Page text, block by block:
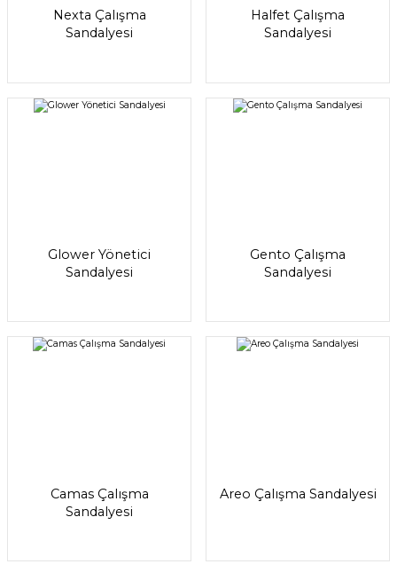
Nexta Çalışma
Sandalyesi
Halfet Çalışma
Sandalyesi
Glower Yönetici
Sandalyesi
Gento Çalışma
Sandalyesi
Camas Çalışma
Sandalyesi
Areo Çalışma Sandalyesi